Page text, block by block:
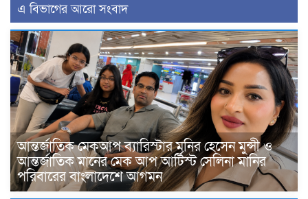
এ বিভাগের আরো সংবাদ
আন্তর্জাতিক মেকআপ ব্যারিস্টার মনির হেসেন মুন্সী ও
আন্তর্জাতিক মানের মেক আপ আর্টিস্ট সেলিনা মানির
পরিবারের বাংলাদেশে আগমন